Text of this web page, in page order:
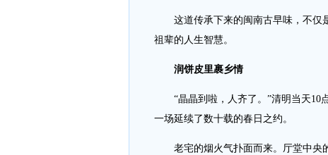
这道传承下来的闽南古早味，不仅
祖辈的人生智慧。
润饼皮里裹乡情
“晶晶到啦，人齐了。”清明当天10
一场延续了数十载的春日之约。
老宅的烟火气扑面而来。厅堂中央